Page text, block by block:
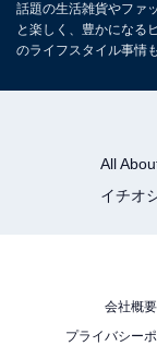
締めることがで
ば、冷気の侵入
話題の生活雑貨やファ
と楽しく、豊かになる
のライフスタイル事情
All
イチオ
会社概要
プライバシー